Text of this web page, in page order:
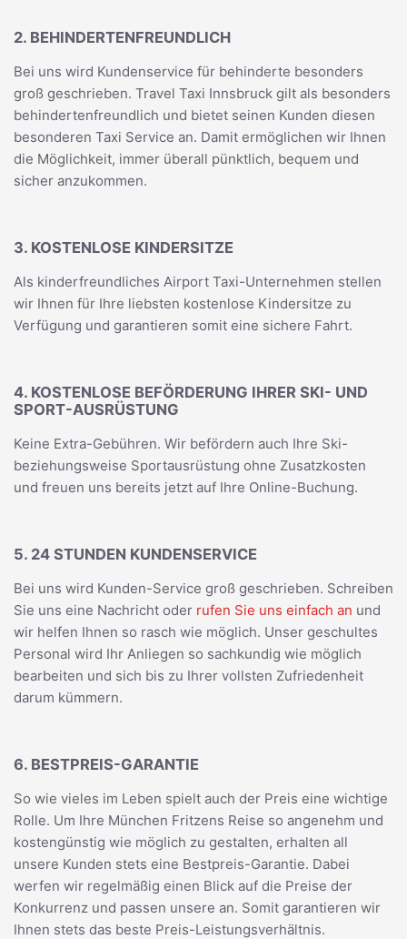
2. BEHINDERTENFREUNDLICH
Bei uns wird Kundenservice für behinderte besonders
groß geschrieben. Travel Taxi Innsbruck gilt als besonders
behindertenfreundlich und bietet seinen Kunden diesen
besonderen Taxi Service an. Damit ermöglichen wir Ihnen
die Möglichkeit, immer überall pünktlich, bequem und
sicher anzukommen.
3. KOSTENLOSE KINDERSITZE
Als kinderfreundliches Airport Taxi-Unternehmen stellen
wir Ihnen für Ihre liebsten kostenlose Kindersitze zu
Verfügung und garantieren somit eine sichere Fahrt.
4. KOSTENLOSE BEFÖRDERUNG IHRER SKI- UND
SPORT-AUSRÜSTUNG
Keine Extra-Gebühren. Wir befördern auch Ihre Ski-
beziehungsweise Sportausrüstung ohne Zusatzkosten
und freuen uns bereits jetzt auf Ihre Online-Buchung.
5. 24 STUNDEN KUNDENSERVICE
Bei uns wird Kunden-Service groß geschrieben. Schreiben
Sie uns eine Nachricht oder rufen Sie uns einfach an und
wir helfen Ihnen so rasch wie möglich. Unser geschultes
Personal wird Ihr Anliegen so sachkundig wie möglich
bearbeiten und sich bis zu Ihrer vollsten Zufriedenheit
darum kümmern.
6. BESTPREIS-GARANTIE
So wie vieles im Leben spielt auch der Preis eine wichtige
Rolle. Um Ihre München Fritzens Reise so angenehm und
kostengünstig wie möglich zu gestalten, erhalten all
unsere Kunden stets eine Bestpreis-Garantie. Dabei
werfen wir regelmäßig einen Blick auf die Preise der
Konkurrenz und passen unsere an. Somit garantieren wir
Ihnen stets das beste Preis-Leistungsverhältnis.